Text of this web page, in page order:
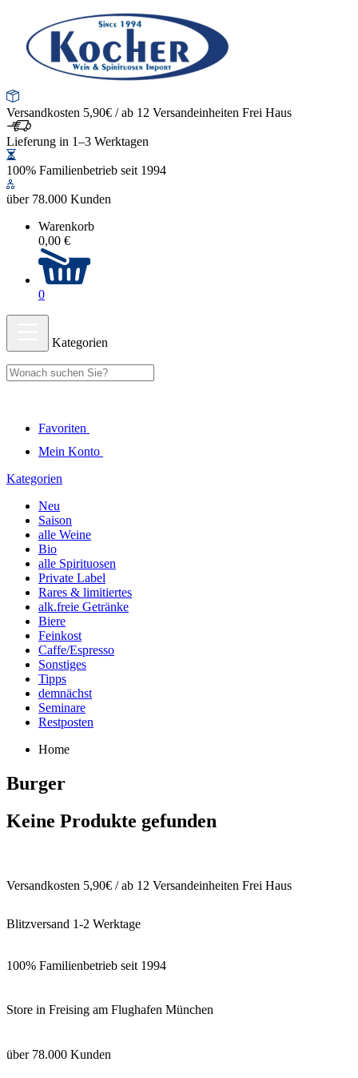
Versandkosten 5,90€ / ab 12 Versandeinheiten Frei Haus
Lieferung in 1–3 Werktagen
100% Familienbetrieb seit 1994
über 78.000 Kunden
Warenkorb
0,00 €
0
Kategorien
Favoriten
Mein Konto
Kategorien
Neu
Saison
alle Weine
Bio
alle Spirituosen
Private Label
Rares & limitiertes
alk.freie Getränke
Biere
Feinkost
Caffe/Espresso
Sonstiges
Tipps
demnächst
Seminare
Restposten
Home
Burger
Keine Produkte gefunden
Versandkosten 5,90€ / ab 12 Versandeinheiten Frei Haus
Blitzversand 1-2 Werktage
100% Familienbetrieb seit 1994
Store in Freising am Flughafen München
über 78.000 Kunden